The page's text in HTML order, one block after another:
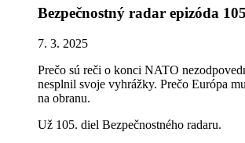
Bezpečnostný radar epizóda 105
7. 3. 2025
Prečo sú reči o konci NATO
nesplnil svoje vyhrážky. Prečo Európa
na obranu.
Už 105. diel Bezpečnostného radaru.